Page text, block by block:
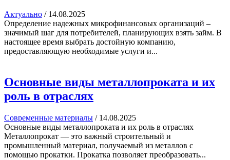
Актуально / 14.08.2025
Определение надежных микрофинансовых организаций –
значимый шаг для потребителей, планирующих взять займ. В
настоящее время выбрать достойную компанию,
предоставляющую необходимые услуги и...
Основные виды металлопроката и их
роль в отраслях
Современные материалы / 14.08.2025
Основные виды металлопроката и их роль в отраслях
Металлопрокат — это важный строительный и
промышленный материал, получаемый из металлов с
помощью прокатки. Прокатка позволяет преобразовать...